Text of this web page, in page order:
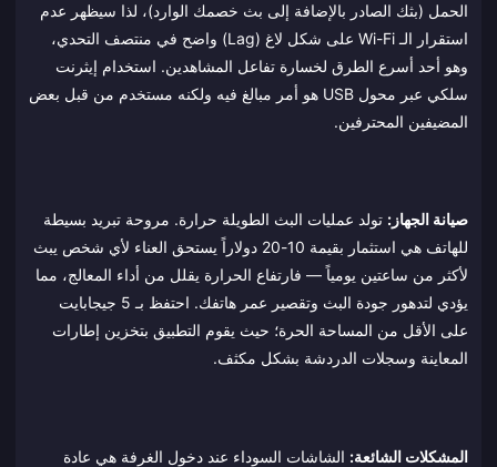
الحمل (بثك الصادر بالإضافة إلى بث خصمك الوارد)، لذا سيظهر عدم
استقرار الـ Wi-Fi على شكل لاغ (Lag) واضح في منتصف التحدي،
وهو أحد أسرع الطرق لخسارة تفاعل المشاهدين. استخدام إيثرنت
سلكي عبر محول USB هو أمر مبالغ فيه ولكنه مستخدم من قبل بعض
المضيفين المحترفين.
صيانة الجهاز: تولد عمليات البث الطويلة حرارة. مروحة تبريد بسيطة
للهاتف هي استثمار بقيمة 10-20 دولاراً يستحق العناء لأي شخص يبث
لأكثر من ساعتين يومياً — فارتفاع الحرارة يقلل من أداء المعالج، مما
يؤدي لتدهور جودة البث وتقصير عمر هاتفك. احتفظ بـ 5 جيجابايت
على الأقل من المساحة الحرة؛ حيث يقوم التطبيق بتخزين إطارات
المعاينة وسجلات الدردشة بشكل مكثف.
المشكلات الشائعة: الشاشات السوداء عند دخول الغرفة هي عادة